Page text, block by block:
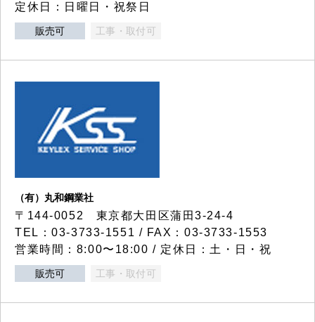
定休日：日曜日・祝祭日
販売可 工事・取付可
（有）丸和鋼業社
〒144-0052 東京都大田区蒲田3-24-4
TEL：03-3733-1551 / FAX：03-3733-1553
営業時間：8:00〜18:00 / 定休日：土・日・祝
販売可 工事・取付可